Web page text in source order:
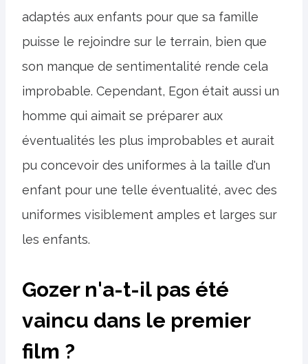
adaptés aux enfants pour que sa famille
puisse le rejoindre sur le terrain, bien que
son manque de sentimentalité rende cela
improbable. Cependant, Egon était aussi un
homme qui aimait se préparer aux
éventualités les plus improbables et aurait
pu concevoir des uniformes à la taille d'un
enfant pour une telle éventualité, avec des
uniformes visiblement amples et larges sur
les enfants.
Gozer n'a-t-il pas été
vaincu dans le premier
film ?